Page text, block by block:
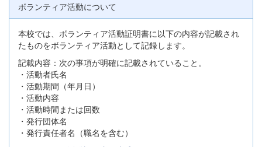
ボランティア活動について
本校では、ボランティア活動証明書に以下の内容が記載され
たものをボランティア活動として記録します。
記載内容：次の事項が明確に記載されていること。
・活動者氏名
・活動期間（年月日）
・活動内容
・活動時間または回数
・発行団体名
・発行責任者名（職名を含む）